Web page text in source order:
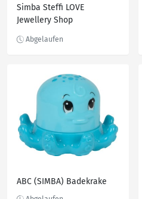
Simba Steffi LOVE
Jewellery Shop
ABC (SIMBA) Badekrake